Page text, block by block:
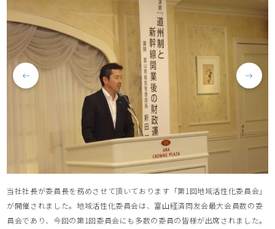
当社社長が委員長を務めさせて頂いております「第1回地域活性化委員会」
が開催されました。地域活性化委員会は、富山経済同友会最大会員数の委
員会であり、今回の第1回委員会にも多数の委員の皆様が出席されました。